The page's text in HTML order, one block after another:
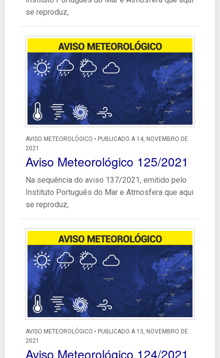
se reproduz,
AVISO METEOROLÓGICO • PUBLICADO A 14, NOVEMBRO DE
2021
Aviso Meteorológico 125/2021
Na sequência do aviso 137/2021, emitido pelo
Instituto Português do Mar e Atmosfera que aqui
se reproduz,
AVISO METEOROLÓGICO • PUBLICADO A 13, NOVEMBRO DE
2021
Aviso Meteorológico 124/2021